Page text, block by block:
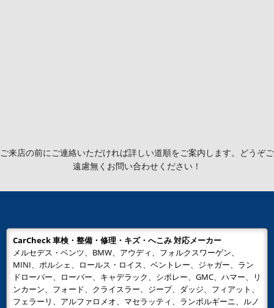
ご来店の前にご連絡いただければ詳しい道順をご案内します。どうぞご
遠慮無くお問い合わせください！
CarCheck 車検・整備・修理・キズ・へこみ 対応メーカー
メルセデス・ベンツ、BMW、アウディ、フォルクスワーゲン、
MINI、ポルシェ、ロールス・ロイス、ベントレー、ジャガー、ラン
ドローバー、ローバー、キャデラック、シボレー、GMC、ハマー、リ
ンカーン、フォード、クライスラー、ジープ、ダッジ、フィアット、
フェラーリ、アルファロメオ、マセラッティ、ランボルギーニ、ルノ